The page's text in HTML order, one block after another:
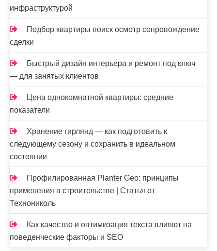
инфраструктурой
Подбор квартиры поиск осмотр сопровождение
сделки
Быстрый дизайн интерьера и ремонт под ключ
— для занятых клиентов
Цена однокомнатной квартиры: средние
показатели
Хранение гирлянд — как подготовить к
следующему сезону и сохранить в идеальном
состоянии
Профилированная Planter Geo: принципы
применения в строительстве | Статья от
Технониколь
Как качество и оптимизация текста влияют на
поведенческие факторы и SEO